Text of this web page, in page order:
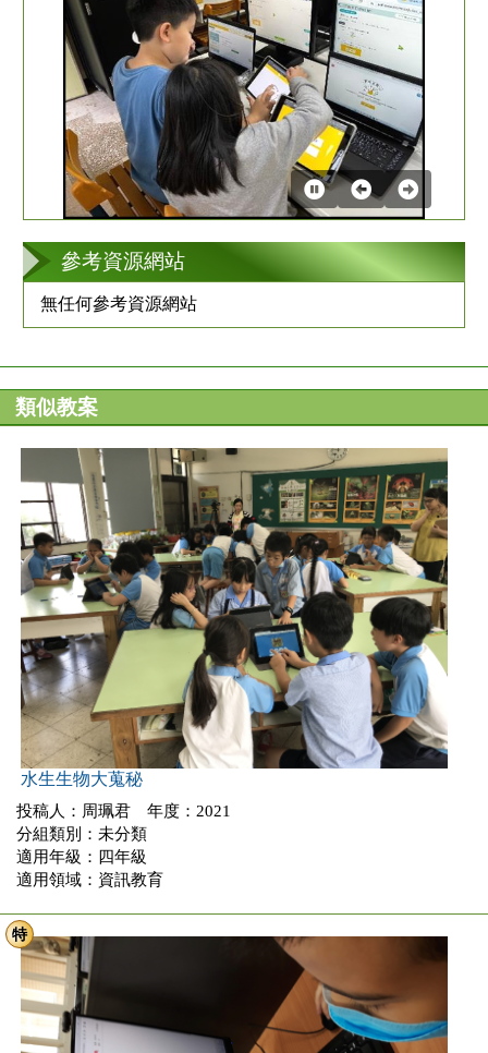
第
2
張
參考資源網站
無任何參考資源網站
類似教案
水生生物大蒐秘
投稿人：周珮君 年度：2021
分組類別：未分類
適用年級：四年級
適用領域：資訊教育
特